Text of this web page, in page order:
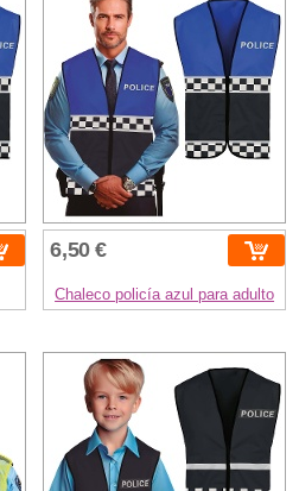
6,50 €
Chaleco policía azul para adulto